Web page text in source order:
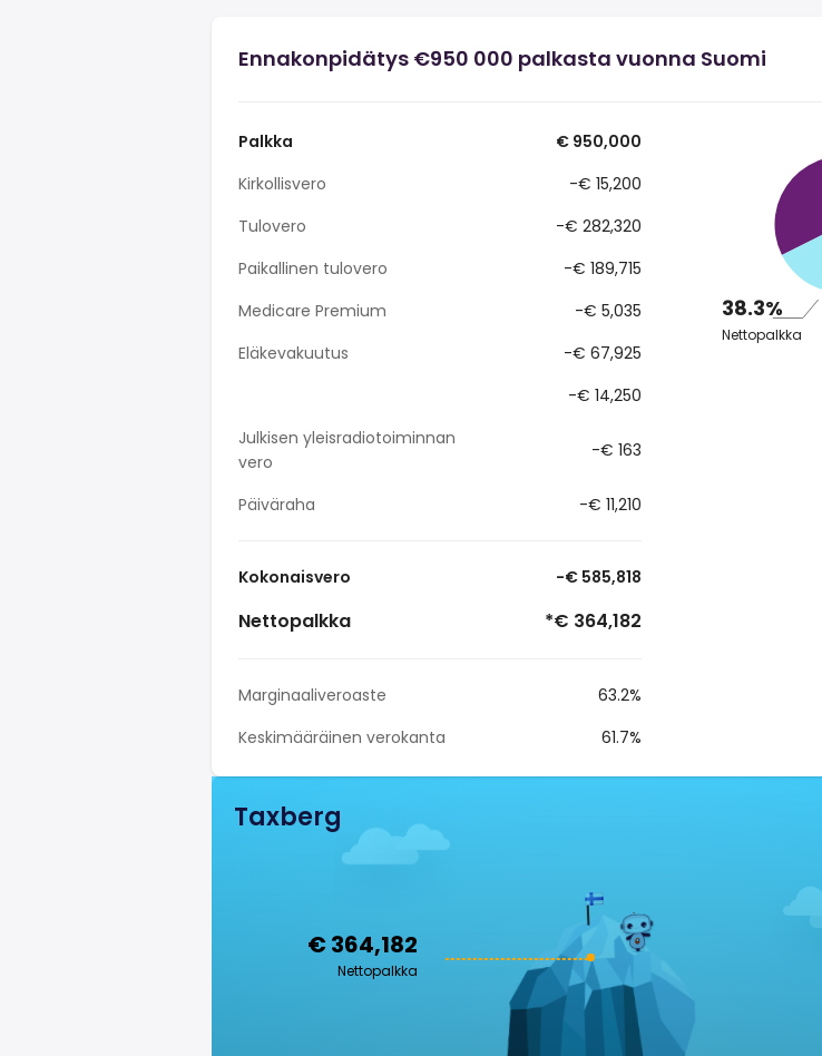
Ennakonpidätys €950 000 palkasta vuonna Suomi
Palkka
€ 950,000
Kirkollisvero
-€ 15,200
Tulovero
-€ 282,320
Paikallinen tulovero
-€ 189,715
Medicare Premium
-€ 5,035
Eläkevakuutus
-€ 67,925
-€ 14,250
Julkisen yleisradiotoiminnan
vero
-€ 163
Päiväraha -€ 11,210
Kokonaisvero -€ 585,818
Nettopalkka *€ 364,182
Marginaaliveroaste
63.2%
Keskimääräinen verokanta
61.7%
38.3%
Nettopalkka
Taxberg
€ 364,182
Nettopalkka